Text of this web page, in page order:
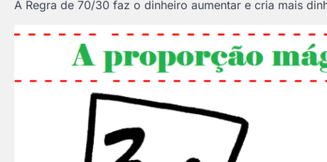
A Regra de 70/30 faz o dinheiro aumentar e cria mais